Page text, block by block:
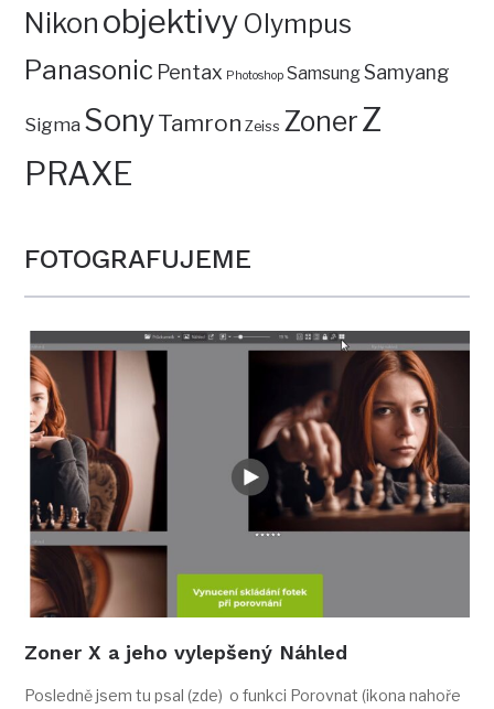
Nikon objektivy Olympus
Panasonic Pentax Photoshop SamsungSamyang
Sigma SonyTamron Zeiss ZonerZ
PRAXE
FOTOGRAFUJEME
Zoner X a jeho vylepšený Náhled
Posledně jsem tu psal (zde) o funkci Porovnat (ikona nahoře